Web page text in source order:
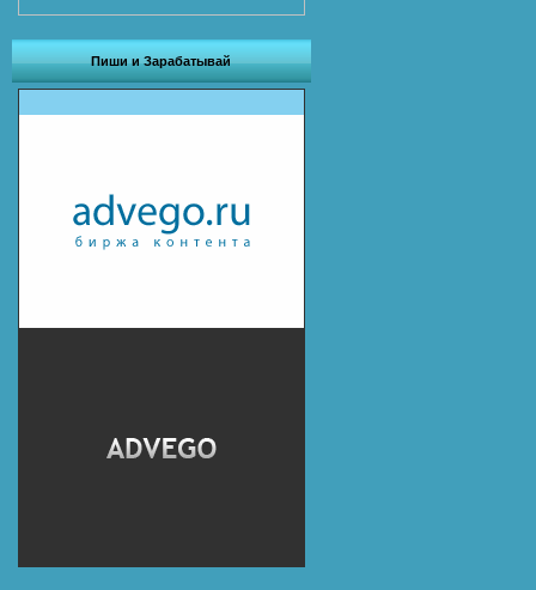
Пиши и Зарабатывай